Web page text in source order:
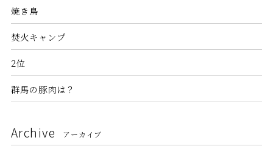
焼き鳥
焚火キャンプ
2位
群馬の豚肉は？
Archive アーカイブ